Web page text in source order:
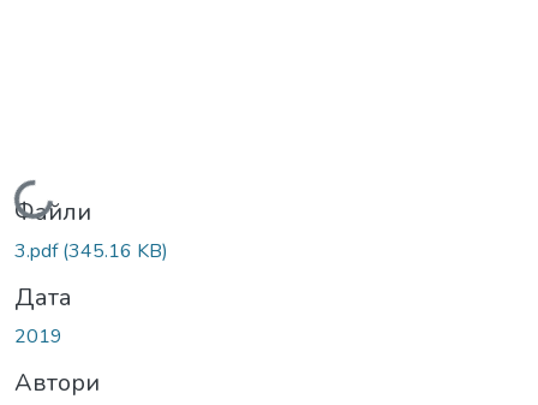
Вантажиться...
Файли
3.pdf(345.16 KB)
Дата
2019
Автори